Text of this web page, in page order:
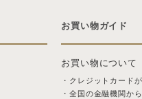
お買い物ガイド
お買い物について
・クレジットカード
・全国の金融機関か